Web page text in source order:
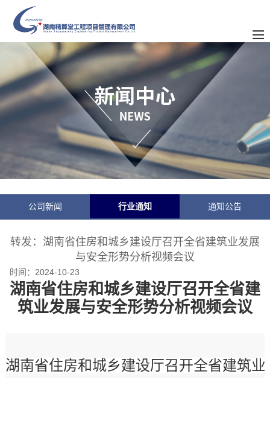
公司新闻 行业通知 通知公告
转发：湖南省住房和城乡建设厅召开全省建筑业发展
与安全形势分析视频会议
时间： 2024-10-23
湖南省住房和城乡建设厅召开全省建
筑业发展与安全形势分析视频会议
湖南省住房和城乡建设厅召开全省建筑业